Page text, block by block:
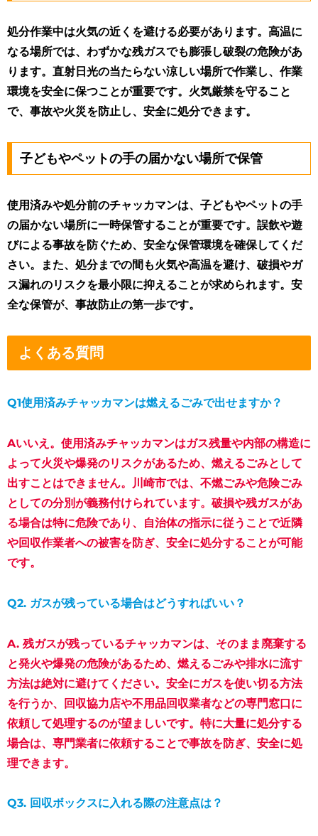
処分作業中は火気の近くを避ける必要があります。高温に
なる場所では、わずかな残ガスでも膨張し破裂の危険があ
ります。直射日光の当たらない涼しい場所で作業し、作業
環境を安全に保つことが重要です。火気厳禁を守ること
で、事故や火災を防止し、安全に処分できます。
子どもやペットの手の届かない場所で保管
使用済みや処分前のチャッカマンは、子どもやペットの手
の届かない場所に一時保管することが重要です。誤飲や遊
びによる事故を防ぐため、安全な保管環境を確保してくだ
さい。また、処分までの間も火気や高温を避け、破損やガ
ス漏れのリスクを最小限に抑えることが求められます。安
全な保管が、事故防止の第一歩です。
よくある質問
Q1使用済みチャッカマンは燃えるごみで出せますか？
Aいいえ。使用済みチャッカマンはガス残量や内部の構造に
よって火災や爆発のリスクがあるため、燃えるごみとして
出すことはできません。川崎市では、不燃ごみや危険ごみ
としての分別が義務付けられています。破損や残ガスがあ
る場合は特に危険であり、自治体の指示に従うことで近隣
や回収作業者への被害を防ぎ、安全に処分することが可能
です。
Q2. ガスが残っている場合はどうすればいい？
A. 残ガスが残っているチャッカマンは、そのまま廃棄する
と発火や爆発の危険があるため、燃えるごみや排水に流す
方法は絶対に避けてください。安全にガスを使い切る方法
を行うか、回収協力店や不用品回収業者などの専門窓口に
依頼して処理するのが望ましいです。特に大量に処分する
場合は、専門業者に依頼することで事故を防ぎ、安全に処
理できます。
Q3. 回収ボックスに入れる際の注意点は？